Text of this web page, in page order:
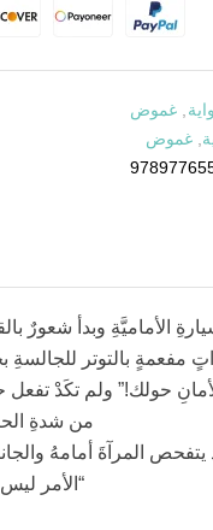
غموض
,غموض
الأماميَّةِ وبدأ
مفعمةٍ بالتوتر للجالسةِ
حولك!” ولم تكَدْ تفعل
من شدةِ
يتفحص المرآةَ أمامهُ
“الأمر ليس